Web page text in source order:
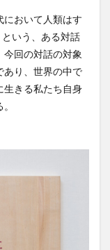
において人類はす
いう、ある対話
回の対話の対象
あり、世界の中で
生きる私たち自身